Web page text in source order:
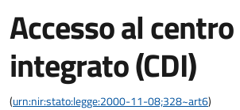
Accesso al
integrato (CDI)
(urn:nir:stato:legge:2000-11-08;328~art6)